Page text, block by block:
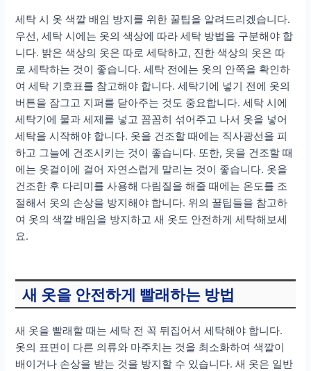
세탁 시 옷 색깔 배임 방지를 위한 꿀팁을 알려드리겠습니다.
우선, 세탁 시에는 옷의 색상에 따라 세탁 방법을 구분해야 합
니다. 밝은 색상의 옷은 따로 세탁하고, 진한 색상의 옷은 따
로 세탁하는 것이 좋습니다. 세탁 전에는 옷의 안쪽을 확인하
여 세탁 기호표를 참고해야 합니다. 세탁기에 넣기 전에 옷의
버튼을 잠그고 지퍼를 닫아주는 것도 중요합니다. 세탁 시에
세탁기에 물과 세제를 넣고 꼼꼼히 섞어주고 나서 옷을 넣어
세탁을 시작해야 합니다. 옷을 건조할 때에는 직사광선을 피
하고 그늘에 건조시키는 것이 좋습니다. 또한, 옷을 건조할 때
에는 옷걸이에 걸어 자연스럽게 말리는 것이 좋습니다. 옷을
건조한 후 다리미를 사용해 다림질을 해줄 때에는 온도를 조
절해서 옷의 손상을 방지해야 합니다. 위의 꿀팁들을 참고하
여 옷의 색깔 배임을 방지하고 새 옷도 안전하게 세탁해보세
요.
새 옷을 안전하게 빨래하는 방법
새 옷을 빨래할 때는 세탁 전 꼭 뒤집어서 세탁해야 합니다.
옷의 표면이 다른 의류와 마주치는 것을 최소화하여 색깔이
배이거나 손상을 받는 것을 방지할 수 있습니다. 새 옷은 일반